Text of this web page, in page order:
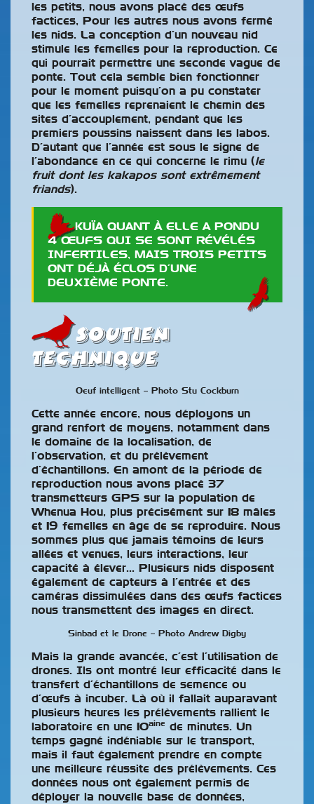
les petits, nous avons placé des œufs
factices, Pour les autres nous avons fermé
les nids. La conception d’un nouveau nid
stimule les femelles pour la reproduction. Ce
qui pourrait permettre une seconde vague de
ponte. Tout cela semble bien fonctionner
pour le moment puisqu’on a pu constater
que les femelles reprenaient le chemin des
sites d’accouplement, pendant que les
premiers poussins naissent dans les labos.
D’autant que l’année est sous le signe de
l’abondance en ce qui concerne le rimu (le
fruit dont les kakapos sont extrêmement
friands).
KUÏA QUANT À ELLE A PONDU
4 ŒUFS QUI SE SONT RÉVÉLÉS
INFERTILES, MAIS TROIS PETITS
ONT DÉJÀ ÉCLOS D’UNE
DEUXIÈME PONTE.
Soutien
technique
Oeuf intelligent – Photo Stu Cockburn
Cette année encore, nous déployons un
grand renfort de moyens, notamment dans
le domaine de la localisation, de
l’observation, et du prélèvement
d’échantillons. En amont de la période de
reproduction nous avons placé 37
transmetteurs GPS sur la population de
Whenua Hou, plus précisément sur 18 mâles
et 19 femelles en âge de se reproduire. Nous
sommes plus que jamais témoins de leurs
allées et venues, leurs interactions, leur
capacité à élever… Plusieurs nids disposent
également de capteurs à l’entrée et des
caméras dissimulées dans des œufs factices
nous transmettent des images en direct.
Sinbad et le Drone – Photo Andrew Digby
Mais la grande avancée, c’est l’utilisation de
drones. Ils ont montré leur efficacité dans le
transfert d’échantillons de semence ou
d’œufs à incuber. Là où il fallait auparavant
plusieurs heures les prélèvements rallient le
laboratoire en une 10aine de minutes. Un
temps gagné indéniable sur le transport,
mais il faut également prendre en compte
une meilleure réussite des prélèvements. Ces
données nous ont également permis de
déployer la nouvelle base de données,